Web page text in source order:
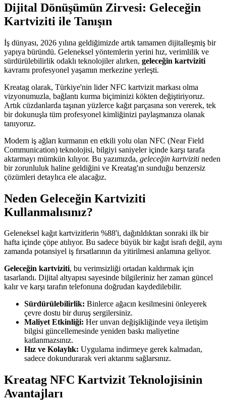
Dijital Dönüşümün Zirvesi: Geleceğin
Kartviziti ile Tanışın
İş dünyası, 2026 yılına geldiğimizde artık tamamen dijitalleşmiş bir
yapıya büründü. Geleneksel yöntemlerin yerini hız, verimlilik ve
sürdürülebilirlik odaklı teknolojiler alırken, geleceğin kartviziti
kavramı profesyonel yaşamın merkezine yerleşti.
Kreatag olarak, Türkiye'nin lider NFC kartvizit markası olma
vizyonumuzla, bağlantı kurma biçiminizi kökten değiştiriyoruz.
Artık cüzdanlarda taşınan yüzlerce kağıt parçasına son vererek, tek
bir dokunuşla tüm profesyonel kimliğinizi paylaşmanıza olanak
tanıyoruz.
Modern iş ağları kurmanın en etkili yolu olan NFC (Near Field
Communication) teknolojisi, bilgiyi saniyeler içinde karşı tarafa
aktarmayı mümkün kılıyor. Bu yazımızda, geleceğin kartviziti neden
bir zorunluluk haline geldiğini ve Kreatag'ın sunduğu benzersiz
çözümleri detaylıca ele alacağız.
Neden Geleceğin Kartviziti
Kullanmalısınız?
Geleneksel kağıt kartvizitlerin %88'i, dağıtıldıktan sonraki ilk bir
hafta içinde çöpe atılıyor. Bu sadece büyük bir kağıt israfı değil, aynı
zamanda potansiyel iş fırsatlarının da yitirilmesi anlamına geliyor.
Geleceğin kartviziti, bu verimsizliği ortadan kaldırmak için
tasarlandı. Dijital altyapısı sayesinde bilgileriniz her zaman güncel
kalır ve karşı tarafın telefonuna doğrudan kaydedilebilir.
Sürdürülebilirlik: Binlerce ağacın kesilmesini önleyerek
çevre dostu bir duruş sergilersiniz.
Maliyet Etkinliği: Her unvan değişikliğinde veya iletişim
bilgisi güncellemesinde yeniden baskı maliyetine
katlanmazsınız.
Hız ve Kolaylık: Uygulama indirmeye gerek kalmadan,
sadece dokundurarak veri aktarımı sağlarsınız.
Kreatag NFC Kartvizit Teknolojisinin
Avantajları